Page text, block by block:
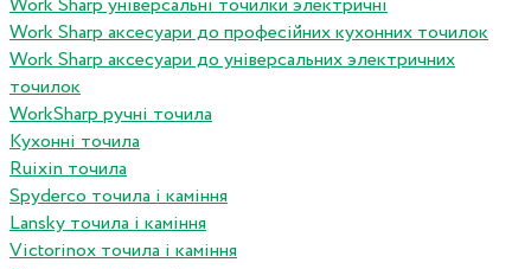
Work Sharp унiверсальнi точилки электричнi
Work Sharp аксесуари до професiйних кухонних точилок
Work Sharp аксесуари до унiверсальних электричних
точилок
WorkSharp ручні точила
Кухонні точила
Ruixin точила
Spyderco точила і каміння
Lansky точила і каміння
Victorinox точила і каміння